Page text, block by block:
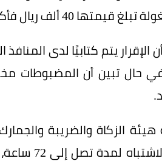
فأكثر أو ما يعادلها من العملات الأجنبية.
الإقرار يتم كتابيًا لدى
حال تبين أن المضبوطات
هيئة الزكاة والضريبة
عنها أو